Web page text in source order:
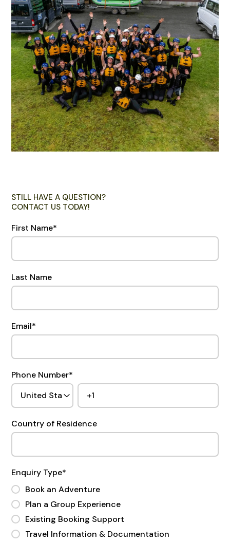
STILL HAVE A QUESTION?
CONTACT US TODAY!
First Name*
Last Name
Email*
Phone Number*
Country of Residence
Enquiry Type*
Book an Adventure
Plan a Group Experience
Existing Booking Support
Travel Information & Documentation